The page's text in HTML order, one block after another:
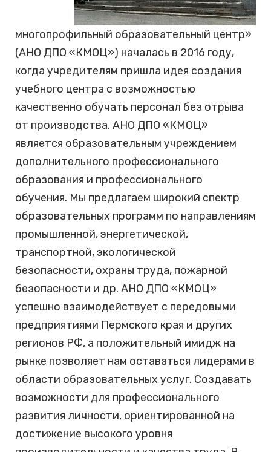
многопрофильный образовательный центр»
(АНО ДПО «КМОЦ») началась в 2016 году,
когда учредителям пришла идея создания
учебного центра с возможностью
качественно обучать персонал без отрыва
от производства. АНО ДПО «КМОЦ»
является образовательным учреждением
дополнительного профессионального
образования и профессионального
обучения. Мы предлагаем широкий спектр
образовательных программ по направлениям
промышленной, энергетической,
транспортной, экологической
безопасности, охраны труда, пожарной
безопасности и др. АНО ДПО «КМОЦ»
успешно взаимодействует с передовыми
предприятиями Пермского края и других
регионов РФ, а положительный имидж на
рынке позволяет нам оставаться лидерами в
области образовательных услуг. Создавать
возможности для профессионального
развития личности, ориентированной на
достижение высокого уровня